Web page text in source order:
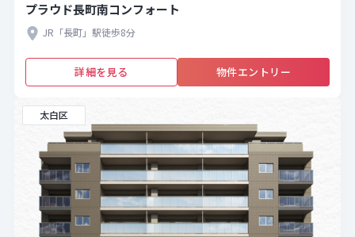
プラウド長町南コンフォート
JR「長町」駅徒歩8分
詳細を見る 物件エントリー
太白区